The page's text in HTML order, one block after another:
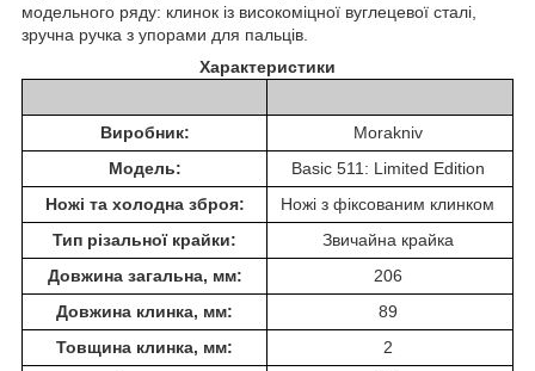
модельного ряду: клинок із високоміцної вуглецевої сталі,
зручна ручка з упорами для пальців.
Характеристики
Виробник:
Morakniv
Модель:
Basic 511: Limited Edition
Ножі та холодна зброя:
Ножі з фіксованим клинком
Тип різальної крайки:
Звичайна крайка
Довжина загальна, мм:
206
Довжина клинка, мм:
89
Товщина клинка, мм:
2